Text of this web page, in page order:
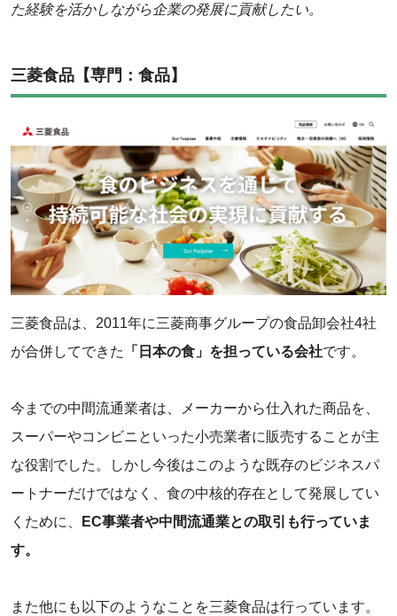
た経験を活かしながら企業の発展に貢献したい。
三菱食品【専門：食品】
‌三菱食品は、2011年に三菱商事グループの食品卸会社4社
が合併してできた
「日本の食」を担っている会社です。
今までの中間流通業者は、メーカーから仕入れた商品を、
スーパーやコンビニといった小売業者に販売することが主
な役割でした。しかし今後はこのような既存のビジネスパ
ートナーだけではなく、食の中核的存在として発展してい
くために、
EC事業者や中間流通業との取引も行っていま
す。
また他にも以下のようなことを三菱食品は行っています。